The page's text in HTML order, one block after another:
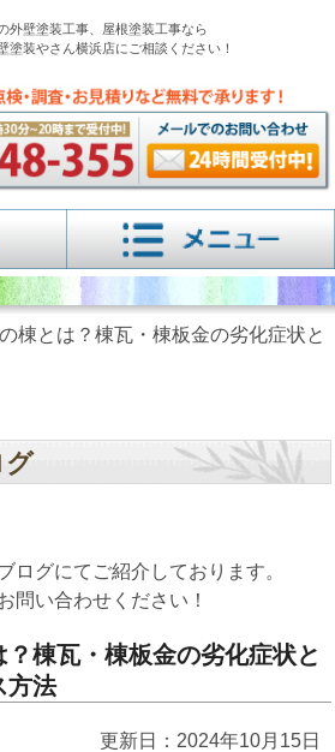
外壁塗装工事、屋根塗装工事なら
塗装やさん横浜店にご相談ください！
棟とは？棟瓦・棟板金の劣化症状と
グにてご紹介しております。
問い合わせください！
？棟瓦・棟板金の劣化症状と
方法
更新日：2024年10月15日